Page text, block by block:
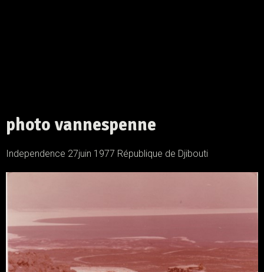
photo vannespenne
Independence 27juin 1977 République de Djibouti